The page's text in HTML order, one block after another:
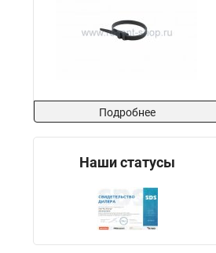
Подробнее
Наши статусы